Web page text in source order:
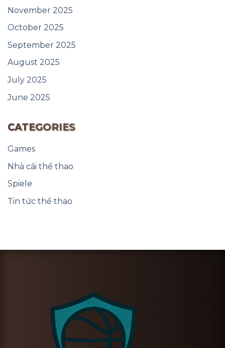
November 2025
October 2025
September 2025
August 2025
July 2025
June 2025
CATEGORIES
Games
Nhà cái thể thao
Spiele
Tin tức thể thao